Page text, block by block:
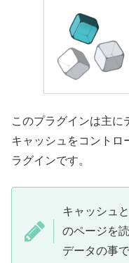
このプラグインは主に
キャッシュをコントロ
ラグインです。
キャッシュ
のページを
データの事で